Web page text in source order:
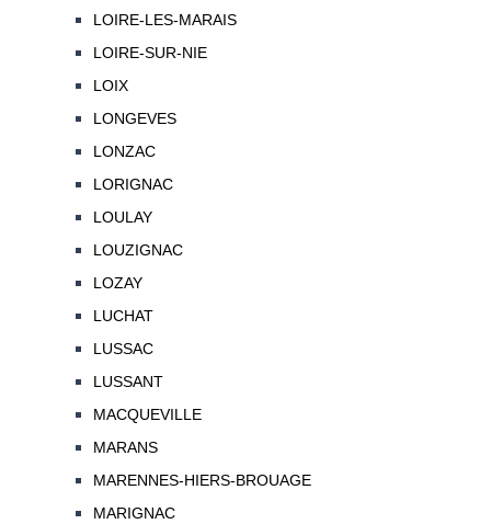
LOIRE-LES-MARAIS
LOIRE-SUR-NIE
LOIX
LONGEVES
LONZAC
LORIGNAC
LOULAY
LOUZIGNAC
LOZAY
LUCHAT
LUSSAC
LUSSANT
MACQUEVILLE
MARANS
MARENNES-HIERS-BROUAGE
MARIGNAC